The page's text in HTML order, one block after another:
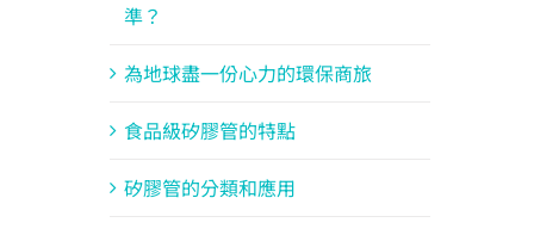
準？
為地球盡一份心力的環保商旅
食品級矽膠管的特點
矽膠管的分類和應用